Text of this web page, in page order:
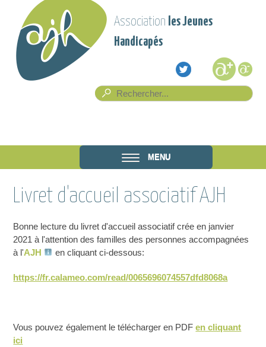
Aller au contenu principal
Association les Jeunes
Handicapés
Formulaire de recherche
Association
les Jeunes
Handicapés
MENU
Livret d'accueil associatif AJH
Bonne lecture du livret d'accueil associatif crée en janvier
2021 à l'attention des familles des personnes accompagnées
à l'AJH en cliquant ci-dessous:
https://fr.calameo.com/read/0065696074557dfd8068a
Vous pouvez également le télécharger en PDFen cliquant
ici